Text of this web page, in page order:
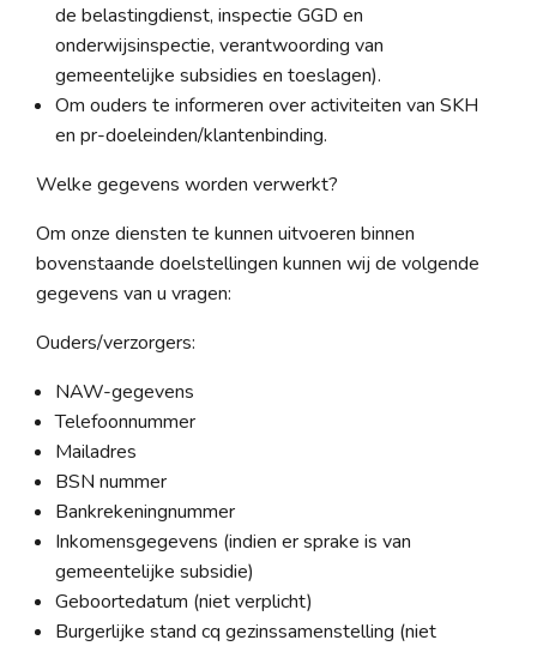
de belastingdienst, inspectie GGD en
onderwijsinspectie, verantwoording van
gemeentelijke subsidies en toeslagen).
Om ouders te informeren over activiteiten van SKH
en pr-doeleinden/klantenbinding.
Welke gegevens worden verwerkt?
Om onze diensten te kunnen uitvoeren binnen
bovenstaande doelstellingen kunnen wij de volgende
gegevens van u vragen:
Ouders/verzorgers:
NAW-gegevens
Telefoonnummer
Mailadres
BSN nummer
Bankrekeningnummer
Inkomensgegevens (indien er sprake is van
gemeentelijke subsidie)
Geboortedatum (niet verplicht)
Burgerlijke stand cq gezinssamenstelling (niet